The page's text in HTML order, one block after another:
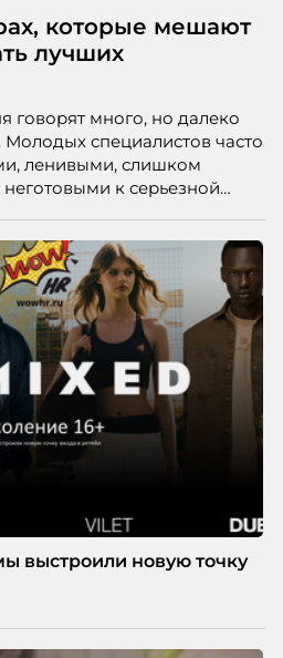
которые мешают
лучших
говорят много, но далеко
Молодых специалистов часто
ленивыми, слишком
к серьезной
статье Марина Ускова,
персонала
разбирает самые
о зумерах и объясняет,
мешают
сильных
выстроили новую точку